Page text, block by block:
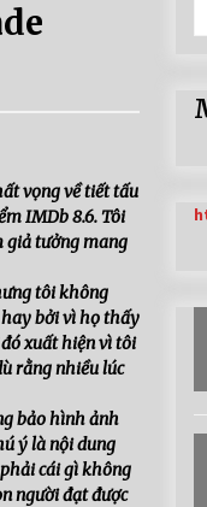
vọng về tiết tấu
IMDb 8.6.Tôi
giả tưởng mang
tôi không
bởi vì họ thấy
xuất hiện vì tôi
rằng nhiều lúc
bảo hình ảnh
ý là nội dung
cái gì không
người đạt được